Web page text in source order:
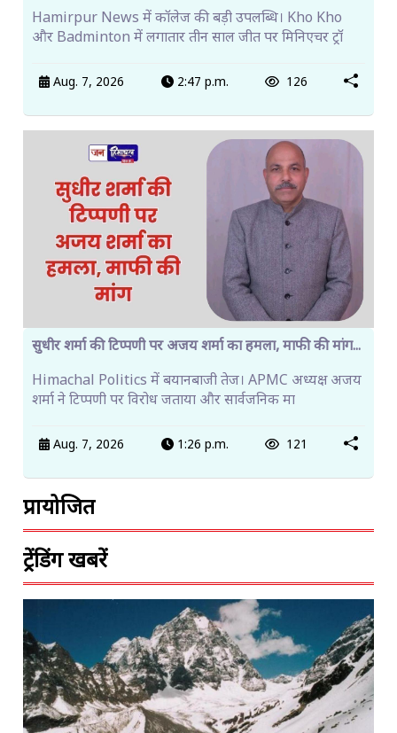
Hamirpur News में कॉलेज की बड़ी उपलब्धि। Kho Kho
और Badminton में लगातार तीन साल जीत पर मिनिएचर ट्रॉ
Aug. 7, 2026 2:47 p.m. 126
सुधीर शर्मा की टिप्पणी पर अजय शर्मा का हमला, माफी की मांग...
Himachal Politics में बयानबाजी तेज। APMC अध्यक्ष अजय
शर्मा ने टिप्पणी पर विरोध जताया और सार्वजनिक मा
Aug. 7, 2026 1:26 p.m. 121
प्रायोजित
ट्रेंडिंग खबरें